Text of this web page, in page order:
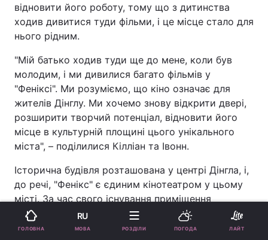
відновити його роботу, тому що з дитинства
ходив дивитися туди фільми, і це місце стало для
нього рідним.
"Мій батько ходив туди ще до мене, коли був
молодим, і ми дивилися багато фільмів у
"Феніксі". Ми розуміємо, що кіно означає для
жителів Дінглу. Ми хочемо знову відкрити двері,
розширити творчий потенціал, відновити його
місце в культурній площині цього унікального
міста", – поділилися Кілліан та Івонн.
Історична будівля розташована у центрі Дінгла, і,
до речі, "Фенікс" є єдиним кінотеатром у цьому
місті. За час свого існування приміщення
пережило дві пожежі у 1921 та 1938 роках. Його
реконструювали та змінювали. Зкорема, його
ГОЛОВНА
RU
МОВА РОЗДІЛИ ПОГОДА ЛАЙТ